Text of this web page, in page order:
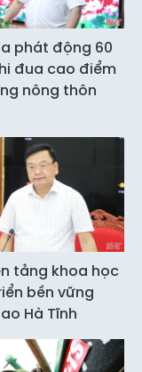
phát động 60
đua cao điểm
nông thôn
tảng khoa học
bền vững
Hà Tĩnh